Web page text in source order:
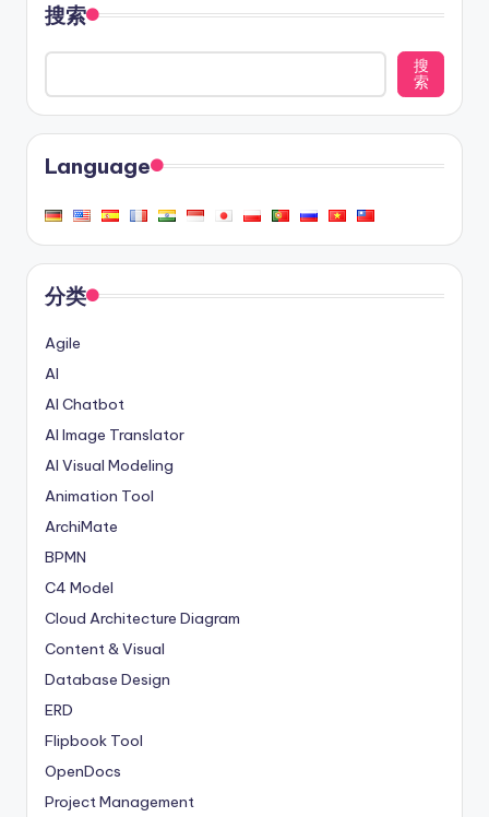
分
页
搜索
搜
索
Language
分类
Agile
AI
AI Chatbot
AI Image Translator
AI Visual Modeling
Animation Tool
ArchiMate
BPMN
C4 Model
Cloud Architecture Diagram
Content & Visual
Database Design
ERD
Flipbook Tool
OpenDocs
Project Management